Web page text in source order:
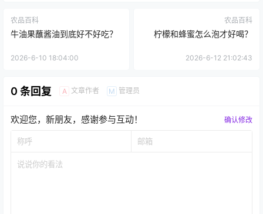
农品百科
牛油果蘸酱油到底好不好吃？
2026-6-10 18:04:00
农品百科
柠檬和蜂蜜怎么泡才好喝？
2026-6-12 21:02:43
0 条回复 A 文章作者 M 管理员
欢迎您，新朋友，感谢参与互动！ 确认修改